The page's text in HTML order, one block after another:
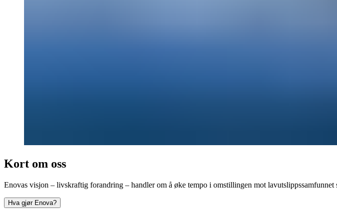
Kort om oss
Enovas visjon – livskraftig forandring – handler om å øke tempo i omstillingen mot
Hva gjør Enova?